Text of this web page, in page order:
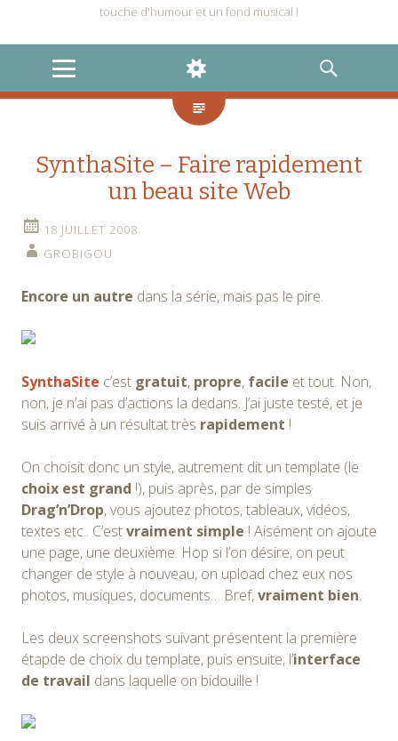
touche d'humour et un fond musical !
MENU
WIDGETS
RECHERCHE
SynthaSite – Faire rapidement
un beau site Web
18 JUILLET 2008
GROBIGOU
Encore un autre dans la série, mais pas le pire.
SynthaSite c’est gratuit, propre, facile et tout. Non,
non, je n’ai pas d’actions la dedans. J’ai juste testé, et je
suis arrivé à un résultat très rapidement !
On choisit donc un style, autrement dit un template (le
choix est grand !), puis après, par de simples
Drag’n’Drop, vous ajoutez photos, tableaux, vidéos,
textes etc.. C’estvraiment simple ! Aisément on ajoute
une page, une deuxième. Hop si l’on désire, on peut
changer de style à nouveau, on upload chez eux nos
photos, musiques, documents… Bref,vraiment bien.
Les deux screenshots suivant présentent la première
étapde de choix du template, puis ensuite, l’interface
de travail dans laquelle on bidouille !